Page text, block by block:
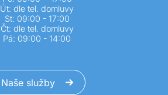
Út: dle tel. domluvy
St: 09:00 - 17:00
Čt: dle tel. domluvy
Pá: 09:00 - 14:00
Naše služby